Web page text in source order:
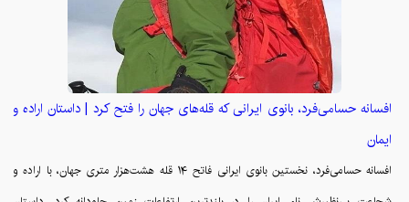
افسانه حسامی‌فرد، بانوی ایرانی که قله‌های جهان را فتح کرد | داستان اراده و
ایمان
افسانه حسامی‌فرد، نخستین بانوی ایرانی فاتح ۱۴ قله هشت‌هزار متری جهان، با اراده و